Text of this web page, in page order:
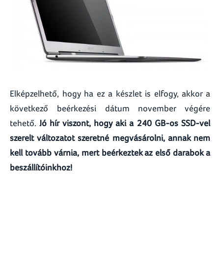
Elképzelhető, hogy ha ez a készlet is elfogy, akkor a
következő beérkezési dátum november végére
tehető.Jó hír viszont, hogy aki a 240 GB-os SSD-vel
szerelt változatot szeretné megvásárolni, annak nem
kell tovább várnia, mert beérkeztek az első darabok a
beszállítóinkhoz!